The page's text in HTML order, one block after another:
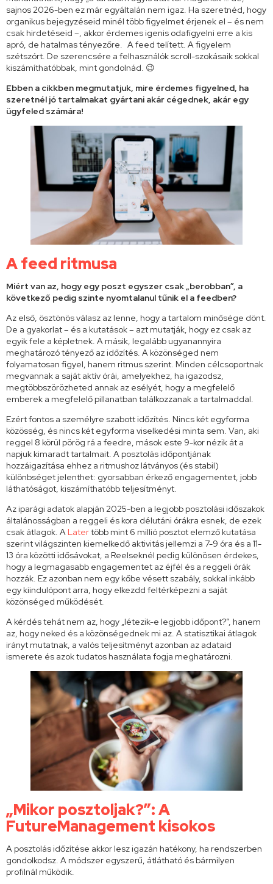
sajnos 2026-ben ez már egyáltalán nem igaz. Ha szeretnéd, hogy
organikus bejegyzéseid minél több figyelmet érjenek el – és nem
csak hirdetéseid –, akkor érdemes igenis odafigyelni erre a kis
apró, de hatalmas tényezőre. A feed telített. A figyelem
szétszórt. De szerencsére a felhasználók scroll-szokásaik sokkal
kiszámíthatóbbak, mint gondolnád. 😉
Ebben a cikkben megmutatjuk, mire érdemes figyelned, ha
szeretnél jó tartalmakat gyártani akár cégednek, akár egy
ügyfeled számára!
A feed ritmusa
Miért van az, hogy egy poszt egyszer csak „berobban”, a
következő pedig szinte nyomtalanul tűnik el a feedben?
Az első, ösztönös válasz az lenne, hogy a tartalom minősége dönt.
De a gyakorlat – és a kutatások – azt mutatják, hogy ez csak az
egyik fele a képletnek. A másik, legalább ugyanannyira
meghatározó tényező az időzítés. A közönséged nem
folyamatosan figyel, hanem ritmus szerint. Minden célcsoportnak
megvannak a saját aktív órái, amelyekhez, ha igazodsz,
megtöbbszörözheted annak az esélyét, hogy a megfelelő
emberek a megfelelő pillanatban találkozzanak a tartalmaddal.
Ezért fontos a személyre szabott időzítés. Nincs két egyforma
közösség, és nincs két egyforma viselkedési minta sem. Van, aki
reggel 8 körül pörög rá a feedre, mások este 9-kor nézik át a
napjuk kimaradt tartalmait. A posztolás időpontjának
hozzáigazítása ehhez a ritmushoz látványos (és stabil)
különbséget jelenthet: gyorsabban érkező engagementet, jobb
láthatóságot, kiszámíthatóbb teljesítményt.
Az iparági adatok alapján 2025-ben a legjobb posztolási időszakok
általánosságban a reggeli és kora délutáni órákra esnek, de ezek
csak átlagok. A Latertöbb mint 6 millió posztot elemző kutatása
szerint világszinten kiemelkedő aktivitás jellemzi a 7-9 óra és a 11-
13 óra közötti idősávokat, a Reelseknél pedig különösen érdekes,
hogy a legmagasabb engagementet az éjfél és a reggeli órák
hozzák. Ez azonban nem egy kőbe vésett szabály, sokkal inkább
egy kiindulópont arra, hogy elkezdd feltérképezni a saját
közönséged működését.
A kérdés tehát nem az, hogy „létezik-e legjobb időpont?”, hanem
az, hogy neked és a közönségednek mi az. A statisztikai átlagok
irányt mutatnak, a valós teljesítményt azonban az adataid
ismerete és azok tudatos használata fogja meghatározni.
„Mikor posztoljak?”: A
FutureManagement kisokos
A posztolás időzítése akkor lesz igazán hatékony, ha rendszerben
gondolkodsz. A módszer egyszerű, átlátható és bármilyen
profilnál működik.